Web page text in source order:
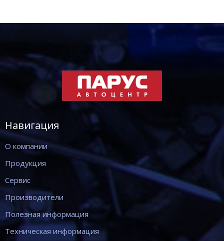
Навигация
О компании
Продукция
Сервис
Производители
Полезная информация
Техническая информация